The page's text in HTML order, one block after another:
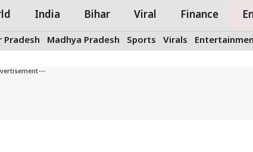
India Bihar Viral Finance
Pradesh Madhya Pradesh Sports Virals